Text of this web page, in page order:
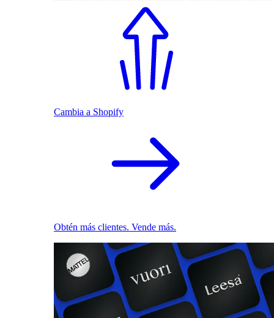
Cambia a Shopify
Obtén más clientes. Vende más.